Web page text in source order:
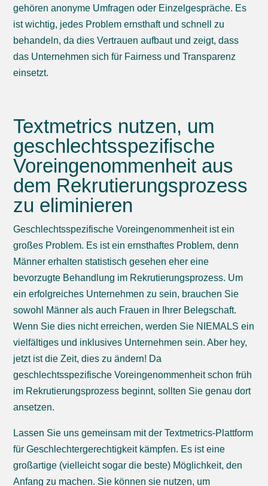
gehören anonyme Umfragen oder Einzelgespräche. Es
ist wichtig, jedes Problem ernsthaft und schnell zu
behandeln, da dies Vertrauen aufbaut und zeigt, dass
das Unternehmen sich für Fairness und Transparenz
einsetzt.
Textmetrics nutzen, um
geschlechtsspezifische
Voreingenommenheit aus
dem Rekrutierungsprozess
zu eliminieren
Geschlechtsspezifische Voreingenommenheit ist ein
großes Problem. Es ist ein ernsthaftes Problem, denn
Männer erhalten statistisch gesehen eher eine
bevorzugte Behandlung im Rekrutierungsprozess. Um
ein erfolgreiches Unternehmen zu sein, brauchen Sie
sowohl Männer als auch Frauen in Ihrer Belegschaft.
Wenn Sie dies nicht erreichen, werden Sie NIEMALS ein
vielfältiges und inklusives Unternehmen sein. Aber hey,
jetzt ist die Zeit, dies zu ändern! Da
geschlechtsspezifische Voreingenommenheit schon früh
im Rekrutierungsprozess beginnt, sollten Sie genau dort
ansetzen.
Lassen Sie uns gemeinsam mit der Textmetrics-Plattform
für Geschlechtergerechtigkeit kämpfen. Es ist eine
großartige (vielleicht sogar die beste) Möglichkeit, den
Anfang zu machen. Sie können sie nutzen, um